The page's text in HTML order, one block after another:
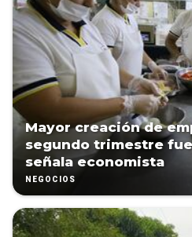
Mayor creación de
segundo trimestre
señala economista
NEGOCIOS